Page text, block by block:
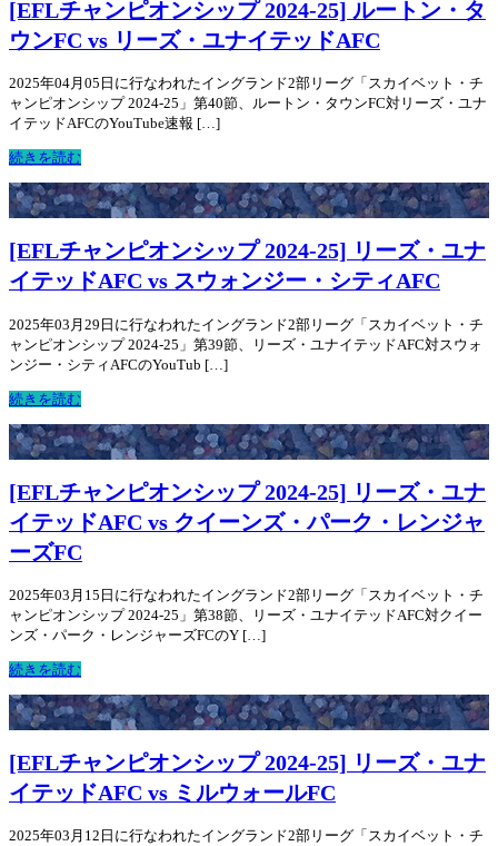
[EFLチャンピオンシップ 2024-25] ルートン・タ
ウンFC vs リーズ・ユナイテッドAFC
2025年04月05日に行なわれたイングランド2部リーグ「スカイベット・チ
ャンピオンシップ 2024-25」第40節、ルートン・タウンFC対リーズ・ユナ
イテッドAFCのYouTube速報 […]
続きを読む
[EFLチャンピオンシップ 2024-25] リーズ・ユナ
イテッドAFC vs スウォンジー・シティAFC
2025年03月29日に行なわれたイングランド2部リーグ「スカイベット・チ
ャンピオンシップ 2024-25」第39節、リーズ・ユナイテッドAFC対スウォ
ンジー・シティAFCのYouTub […]
続きを読む
[EFLチャンピオンシップ 2024-25] リーズ・ユナ
イテッドAFC vs クイーンズ・パーク・レンジャ
ーズFC
2025年03月15日に行なわれたイングランド2部リーグ「スカイベット・チ
ャンピオンシップ 2024-25」第38節、リーズ・ユナイテッドAFC対クイー
ンズ・パーク・レンジャーズFCのY […]
続きを読む
[EFLチャンピオンシップ 2024-25] リーズ・ユナ
イテッドAFC vs ミルウォールFC
2025年03月12日に行なわれたイングランド2部リーグ「スカイベット・チ